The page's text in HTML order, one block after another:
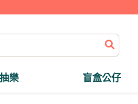
樂 盲盒公仔